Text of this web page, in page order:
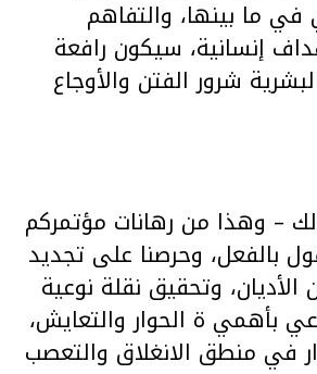
في ما بينها، والتفاهم
إنسانية، سيكون رافعة
شرور الفتن والأوجاع
– وهذا من رهانات مؤتمركم
بالفعل، وحرصنا على تجديد
الأديان، وتحقيق نقلة نوعية
بأهمي ة الحوار والتعايش،
في منطق الانغلاق والتعصب